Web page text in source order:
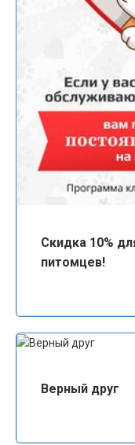
Скидка 10%
питомцев!
Верный друг